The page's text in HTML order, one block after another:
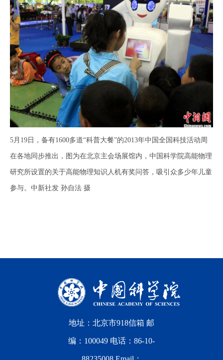
5月19日，备有1600多道“科普大餐”的2013年中国全国科技活动周
在各地同步推出，图为在北京主会场展馆内，中国科学院高能物理
研究所设置的关于高能物理知识人机有奖问答，吸引众多少年儿童
参与。中新社发 孙自法 摄
地址：北京市918信箱 邮
编：100049 电话：86-10-